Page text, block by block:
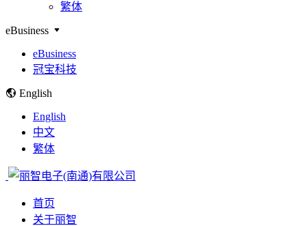
繁体
eBusiness
eBusiness
冠宝科技
English
English
中文
繁体
首页
关于丽智